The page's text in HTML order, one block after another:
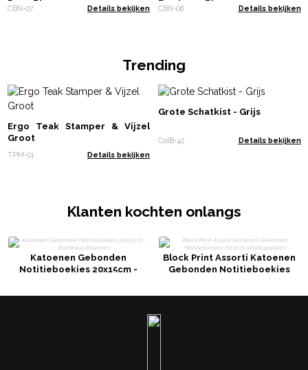
Roze Bloemen
CBN-07 Details bekijken
Bordeaux Bloemen
CBN-08 Details bekijken
Trending
Ergo Teak Stamper & Vijzel
Groot
TPM-01 Details bekijken
Grote Schatkist - Grijs
ColB-42 Details bekijken
Klanten kochten onlangs
Katoenen Gebonden
Notitieboekjes 20x15cm -
Block Print Assorti Katoenen
Gebonden Notitieboekjes